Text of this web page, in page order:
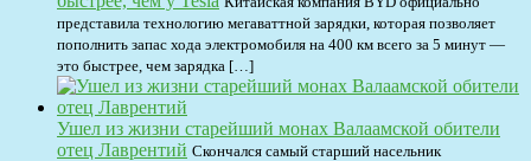
представила технологию мегаваттной зарядки, которая позволяет
пополнить запас хода электромобиля на 400 км всего за 5 минут —
это быстрее, чем зарядка […]
Ушел из жизни старейший монах Валаамской обители
отец Лаврентий Скончался самый старший насельник